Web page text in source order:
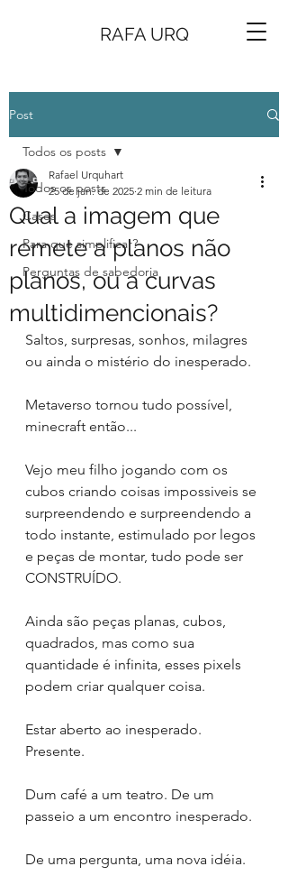
RAFA URQ
Post
Todos os posts
Cases
Para que simplificar?
Perguntas de sabedoria
Todos os posts
Qual a imagem que
remete a planos não
planos, ou a curvas
multidimencionais?
Rafael Urquhart
25 de jan. de 2025 2 min de leitura
Saltos, surpresas, sonhos, milagres
ou ainda o mistério do inesperado.
Metaverso tornou tudo possível,
minecraft então...
Vejo meu filho jogando com os
cubos criando coisas impossiveis se
surpreendendo e surpreendendo a
todo instante, estimulado por legos
e peças de montar, tudo pode ser
CONSTRUÍDO.
Ainda são peças planas, cubos,
quadrados, mas como sua
quantidade é infinita, esses pixels
podem criar qualquer coisa.
Estar aberto ao inesperado.
Presente.
Dum café a um teatro. De um
passeio a um encontro inesperado.
De uma pergunta, uma nova idéia.